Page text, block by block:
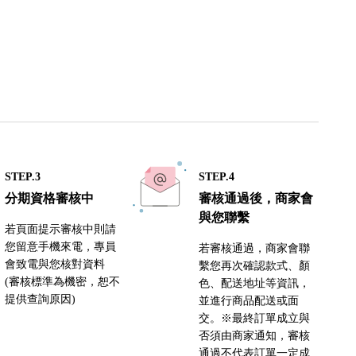
STEP.3
分期資格審核中
若頁面提示審核中則請
您留意手機來電，專員
會致電與您核對資料
(審核標準為機密，恕不
提供查詢原因)
STEP.4
審核通過後，商家會
與您聯繫
若審核通過，商家會聯
繫您再次確認款式、顏
色、配送地址等資訊，
並進行商品配送或面
交。※最終訂單成立與
否須由商家通知，審核
通過不代表訂單一定成